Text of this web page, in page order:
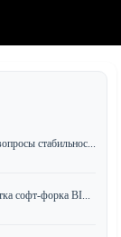
стабильнос...
софт-форка BI...